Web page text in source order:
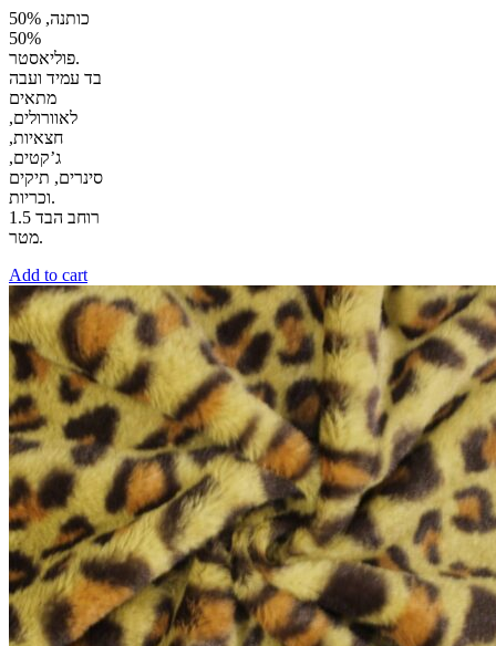
50% כותנה,
50%
פוליאסטר.
בד עמיד ועבה
מתאים
לאוורולים,
חצאיות,
ג’קטים,
סינרים, תיקים
וכריות.
רוחב הבד 1.5
מטר.
Add to cart